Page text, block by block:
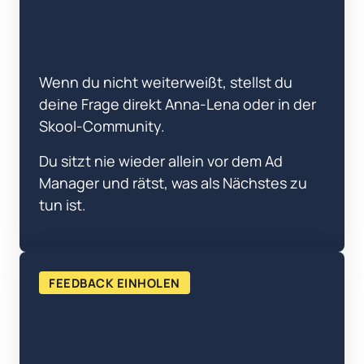
Wenn du nicht weiterweißt, stellst du
deine Frage direkt Anna-Lena oder in der
Skool-Community.
Du sitzt nie wieder allein vor dem Ad
Manager und rätst, was als Nächstes zu
tun ist.
FEEDBACK EINHOLEN